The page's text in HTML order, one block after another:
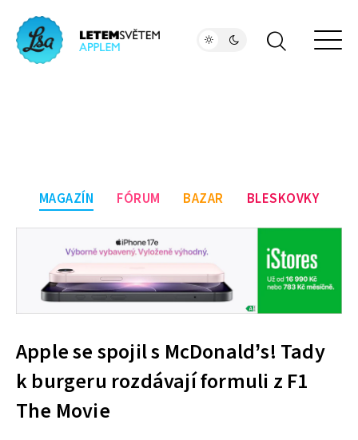
MAGAZÍN FÓRUM BAZAR BLESKOVKY
Apple se spojil s McDonald’s! Tady
k burgeru rozdávají formuli z F1
The Movie